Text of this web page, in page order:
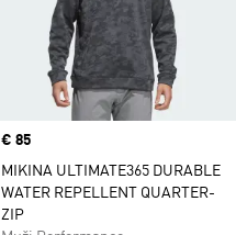
Price
€ 85
MIKINA ULTIMATE365 DURABLE
WATER REPELLENT QUARTER-
ZIP